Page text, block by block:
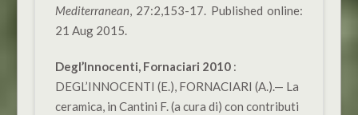
Mediterranean, 27:2,153-17. Published online:
21 Aug 2015.
Degl’Innocenti, Fornaciari 2010:
DEGL’INNOCENTI (E.), FORNACIARI (A.).— La
ceramica, in Cantini F. (a cura di) con contributi